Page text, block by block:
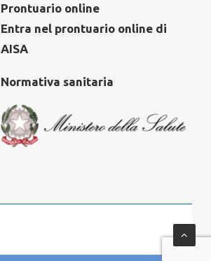
Prontuario online
Entra nel prontuario online di
AISA
Normativa sanitaria